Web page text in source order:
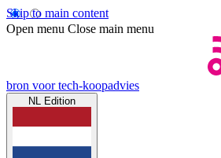
Skip to main content
Open menu Close main menu
bron voor tech-koopadvies
NL Edition